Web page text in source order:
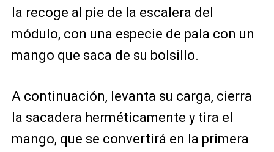
la recoge al pie de la escalera del
módulo, con una especie de pala con un
mango que saca de su bolsillo.
A continuación, levanta su carga, cierra
la sacadera herméticamente y tira el
mango, que se convertirá en la primera